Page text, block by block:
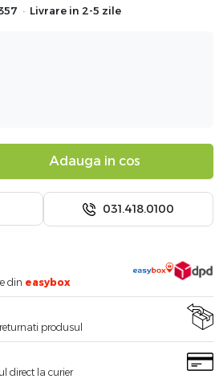
· Livrare in 2-5 zile
Adauga in cos
031.418.0100
din easybox
produsul
direct la curier